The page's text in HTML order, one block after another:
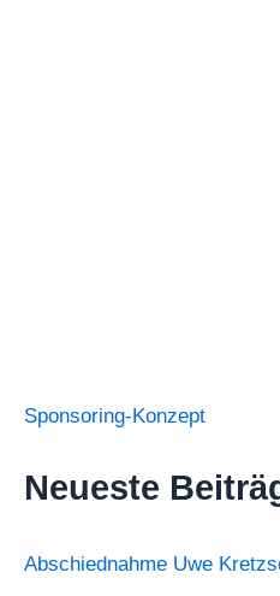
Sponsoring-Konzept
Neueste
Abschiednahme Uwe